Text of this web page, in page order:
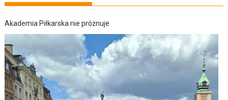
Akademia Piłkarska nie próżnuje